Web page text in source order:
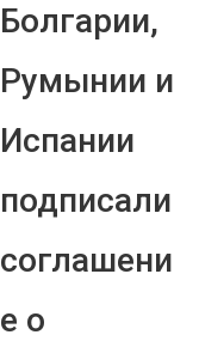
Болгарии,
Румынии и
Испании
подписали
соглашени
е о